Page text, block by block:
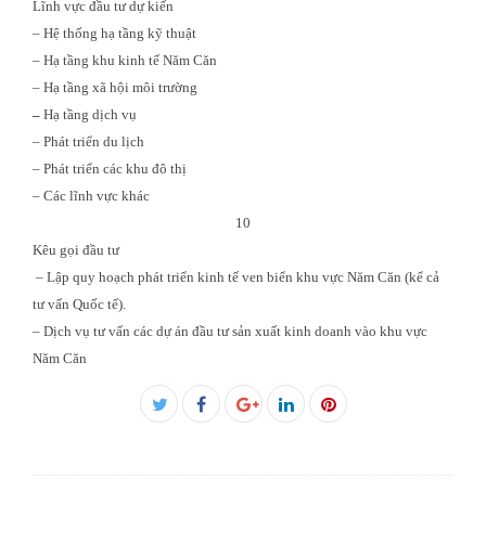
Lĩnh vực đầu tư dự kiến
– Hệ thống hạ tầng kỹ thuật
– Hạ tầng khu kinh tế Năm Căn
– Hạ tầng xã hội môi trường
– Hạ tầng dịch vụ
– Phát triển du lịch
– Phát triển các khu đô thị
– Các lĩnh vực khác
10
Kêu gọi đầu tư
– Lập quy hoạch phát triển kinh tế ven biển khu vực Năm Căn (kể cả
tư vấn Quốc tế).
– Dịch vụ tư vấn các dự án đầu tư sản xuất kinh doanh vào khu vực
Năm Căn
Facebook